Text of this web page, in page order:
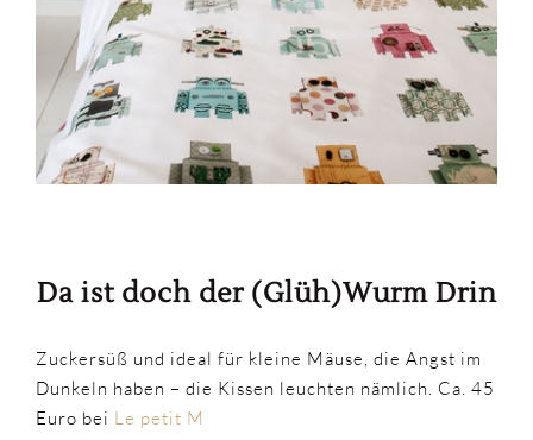
Da ist doch der (Glüh)Wurm Drin
Zuckersüß und ideal für kleine Mäuse, die Angst im
Dunkeln haben – die Kissen leuchten nämlich. Ca. 45
Euro bei Le petit M